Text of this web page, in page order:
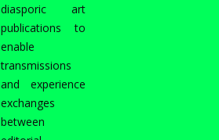
diasporic art
publications to
enable
transmissions
and experience
exchanges
between